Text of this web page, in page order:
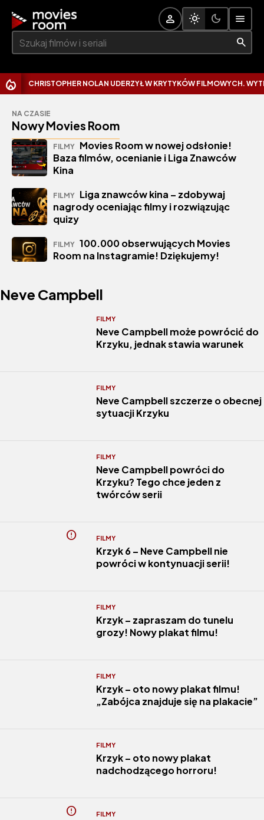
Szukaj:
CHRISTOPHER NOLAN UDERZYŁ W KRYTYKÓW FILMOWYCH.
NA CZASIE
Nowy Movies Room
FILMY Movies Room w nowej odsłonie!
Baza filmów, ocenianie i Liga Znawców
Kina
FILMY Liga znawców kina – zdobywaj
nagrody oceniając filmy i rozwiązując
quizy
FILMY 100.000 obserwujących Movies
Room na Instagramie! Dziękujemy!
Neve Campbell
FILMY
Neve Campbell może powrócić do
Krzyku, jednak stawia warunek
FILMY
Neve Campbell szczerze o obecnej
sytuacji Krzyku
FILMY
Neve Campbell powróci do
Krzyku? Tego chce jeden z
twórców serii
FILMY
Krzyk 6 – Neve Campbell nie
powróci w kontynuacji serii!
FILMY
Krzyk – zapraszam do tunelu
grozy! Nowy plakat filmu!
FILMY
Krzyk – oto nowy plakat filmu!
„Zabójca znajduje się na plakacie”
FILMY
Krzyk – oto nowy plakat
nadchodzącego horroru!
FILMY